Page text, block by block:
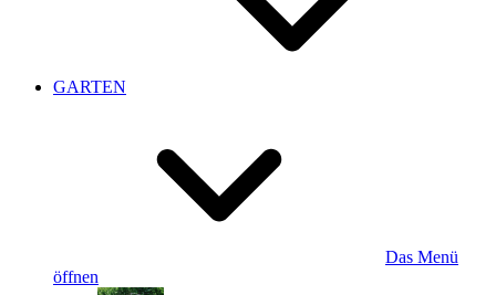
GARTEN
Das Menü
öffnen